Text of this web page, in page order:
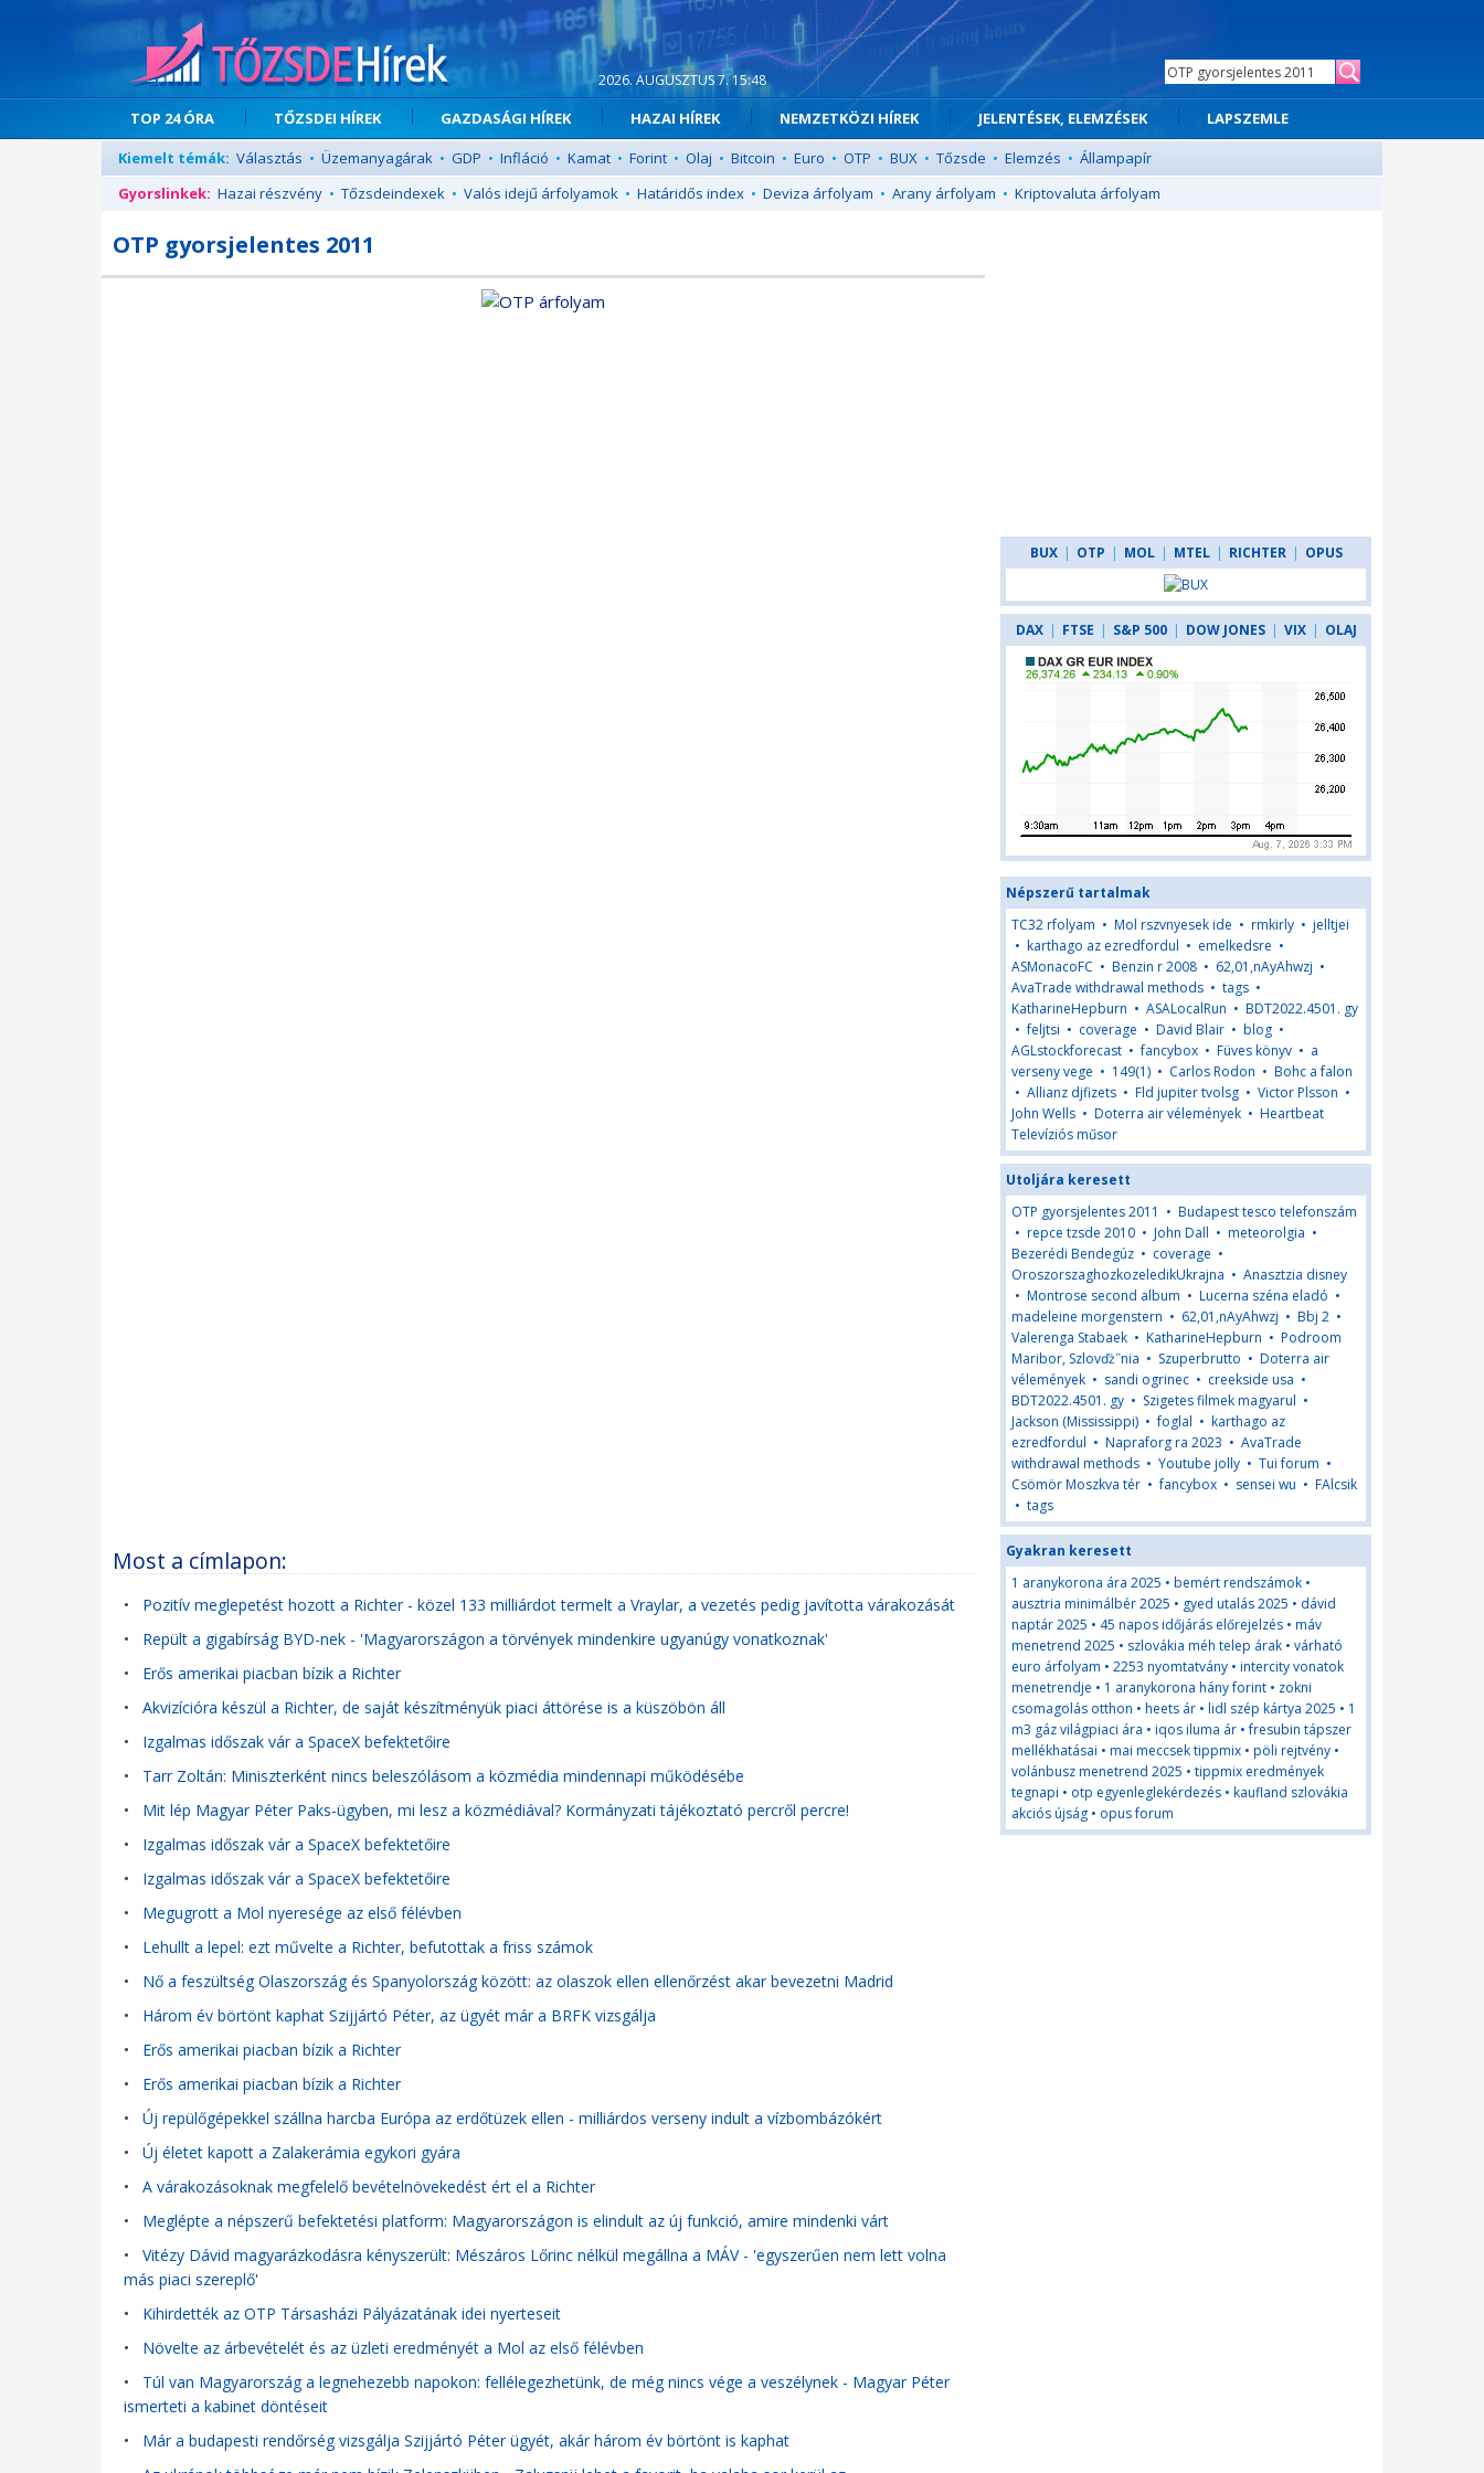
2026. AUGUSZTUS 7. 15:48
TOP 24 ÓRA TŐZSDEI HÍREK GAZDASÁGI HÍREK HAZAI HÍREK NEMZETKÖZI HÍREK JELENTÉSEK, ELEMZÉSEK
LAPSZEMLE
Kiemelt témák: Választás • Üzemanyagárak • GDP • Infláció • Kamat • Forint • Olaj • Bitcoin • Euro • OTP • BUX • Tőzsde • Elemzés • Állampapír
Gyorslinkek: Hazai részvény • Tőzsdeindexek • Valós idejű árfolyamok • Határidős index • Deviza árfolyam • Arany árfolyam • Kriptovaluta árfolyam
OTP gyorsjelentes 2011
Most a címlapon:
• Pozitív meglepetést hozott a Richter - közel 133 milliárdot termelt a Vraylar, a vezetés pedig javította várakozását
• Repült a gigabírság BYD-nek - 'Magyarországon a törvények mindenkire ugyanúgy vonatkoznak'
• Erős amerikai piacban bízik a Richter
• Akvizícióra készül a Richter, de saját készítményük piaci áttörése is a küszöbön áll
• Izgalmas időszak vár a SpaceX befektetőire
• Tarr Zoltán: Miniszterként nincs beleszólásom a közmédia mindennapi működésébe
• Mit lép Magyar Péter Paks-ügyben, mi lesz a közmédiával? Kormányzati tájékoztató percről percre!
• Izgalmas időszak vár a SpaceX befektetőire
• Izgalmas időszak vár a SpaceX befektetőire
• Megugrott a Mol nyeresége az első félévben
• Lehullt a lepel: ezt művelte a Richter, befutottak a friss számok
• Nő a feszültség Olaszország és Spanyolország között: az olaszok ellen ellenőrzést akar bevezetni Madrid
• Három év börtönt kaphat Szijjártó Péter, az ügyét már a BRFK vizsgálja
• Erős amerikai piacban bízik a Richter
• Erős amerikai piacban bízik a Richter
• Új repülőgépekkel szállna harcba Európa az erdőtüzek ellen - milliárdos verseny indult a vízbombázókért
• Új életet kapott a Zalakerámia egykori gyára
• A várakozásoknak megfelelő bevételnövekedést ért el a Richter
• Meglépte a népszerű befektetési platform: Magyarországon is elindult az új funkció, amire mindenki várt
• Vitézy Dávid magyarázkodásra kényszerült: Mészáros Lőrinc nélkül megállna a MÁV - 'egyszerűen nem lett volna
más piaci szereplő'
• Kihirdették az OTP Társasházi Pályázatának idei nyerteseit
• Növelte az árbevételét és az üzleti eredményét a Mol az első félévben
• Túl van Magyarország a legnehezebb napokon: fellélegezhetünk, de még nincs vége a veszélynek - Magyar Péter
ismerteti a kabinet döntéseit
• Már a budapesti rendőrség vizsgálja Szijjártó Péter ügyét, akár három év börtönt is kaphat
BUX | OTP | MOL | MTEL | RICHTER | OPUS
DAX | FTSE | S&P 500 | DOW JONES | VIX | OLAJ
Népszerű tartalmak
TC32 rfolyam • Mol rszvnyesek ide • rmkirly • jelltjei
• karthago az ezredfordul • emelkedsre •
ASMonacoFC • Benzin r 2008 • 62,01,nAyAhwzj •
AvaTrade withdrawal methods • tags •
KatharineHepburn • ASALocalRun • BDT2022.4501. gy
•feljtsi • coverage • David Blair • blog •
AGLstockforecast •fancybox • Füves könyv • a
verseny vege • 149(1) • Carlos Rodon • Bohc a falon
• Allianz djfizets • Fld jupiter tvolsg • Victor Plsson •
John Wells • Doterra air vélemények • Heartbeat
Televíziós műsor
Utoljára keresett
OTP gyorsjelentes 2011 • Budapest tesco telefonszám
• repce tzsde 2010 • John Dall • meteorolgia •
Bezerédi Bendegúz • coverage •
OroszorszaghozkozeledikUkrajna • Anasztzia disney
• Montrose second album • Lucerna széna eladó •
madeleine morgenstern • 62,01,nAyAhwzj • Bbj 2 •
Valerenga Stabaek • KatharineHepburn • Podroom
Maribor, Szlovďż˝nia • Szuperbrutto • Doterra air
vélemények • sandi ogrinec • creekside usa •
BDT2022.4501. gy • Szigetes filmek magyarul •
Jackson (Mississippi) •foglal • karthago az
ezredfordul • Napraforg ra 2023 • AvaTrade
withdrawal methods • Youtube jolly • Tui forum •
Csömör Moszkva tér •fancybox • sensei wu • FAlcsik
• tags
Gyakran keresett
1 aranykorona ára 2025 • bemért rendszámok •
ausztria minimálbér 2025 • gyed utalás 2025 • dávid
naptár 2025 • 45 napos időjárás előrejelzés • máv
menetrend 2025 • szlovákia méh telep árak • várható
euro árfolyam • 2253 nyomtatvány • intercity vonatok
menetrendje • 1 aranykorona hány forint • zokni
csomagolás otthon • heets ár • lidl szép kártya 2025 • 1
m3 gáz világpiaci ára • iqos iluma ár •fresubin tápszer
mellékhatásai • mai meccsek tippmix • pöli rejtvény •
volánbusz menetrend 2025 • tippmix eredmények
tegnapi • otp egyenleglekérdezés • kaufland szlovákia
akciós újság • opus forum